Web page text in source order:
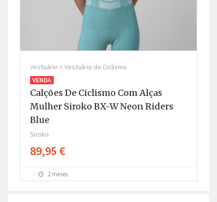
Vestuário > Vestuário de Ciclismo
VENDA
Calções De Ciclismo Com Alças
Mulher Siroko BX-W Neon Riders
Blue
Siroko
89,95 €
2 meses